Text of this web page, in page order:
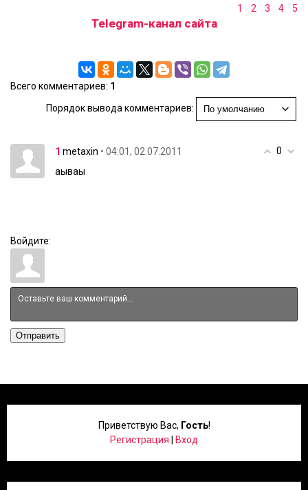
1 2 3 4 5
Telegram-канал сайта
Всего комментариев: 1
Порядок вывода комментариев:
0
1 metaxin • 04:01, 02.07.2011
аываы
Войдите:
Отправить
Приветствую Вас, Гость!
Регистрация
Вход